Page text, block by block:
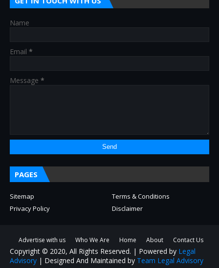
Name
Email *
Message *
PAGES
Sitemap
Terms & Conditions
Privacy Policy
Disclaimer
Advertise with us Who We Are Home About Contact Us
Copyright © 2020, All Rights Reserved. | Powered by Legal
Advisory | Designed And Maintained by Team Legal Advisory